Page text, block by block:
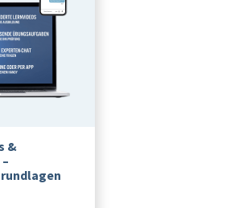
&